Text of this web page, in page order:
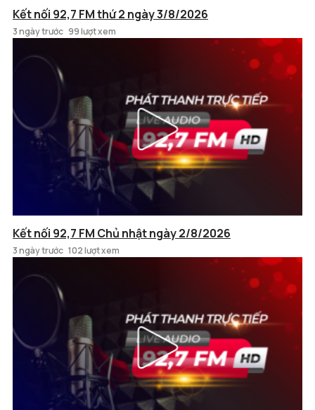
Kết nối 92,7 FM thứ 2 ngày 3/8/2026
3 ngày trước 99 lượt xem
Kết nối 92,7 FM Chủ nhật ngày 2/8/2026
3 ngày trước 102 lượt xem